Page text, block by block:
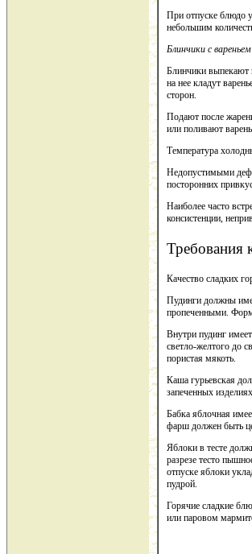
При отпуске блюдо
небольшим
Блинчики с вареньем
Блинчики выпекают
на нее кладут
сторон.
Подают после
или поливают
Температура
Недопустимыми
посторонних
Наиболее часто
консистенции,
Требования
Качество сладких
Пудинги должны
пропеченными.
Внутри пудинг
светло-желтого до
пористая мякоть.
Каша гурьевская
запеченных
Бабка яблочная
фарш должен быть
Яблоки в тесте
разрезе тесто
отпуске яблоки
пудрой.
Горячие сладкие
или паровом